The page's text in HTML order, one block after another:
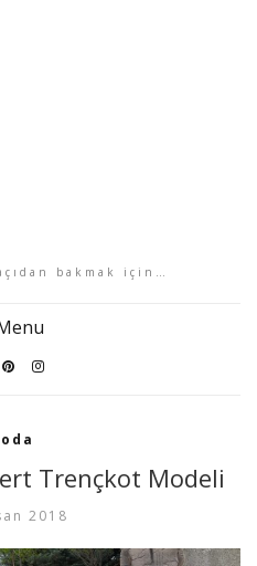
bakmak için…
Trençkot Modeli
2018